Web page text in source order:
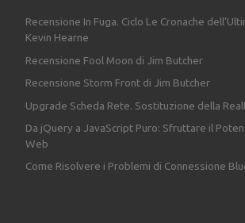
Recensione In Fuga. Ciclo Le Cronache
Kevin Hearne
Recensione Fool Moon di Jim Butcher
Recensione Storm Front di Jim Butcher
Upgrade Scheda Rete. Sostituzione della
Da jQuery a JavaScript Puro: Sfruttare il
Web
Come Risolvere i Problemi di Connessione